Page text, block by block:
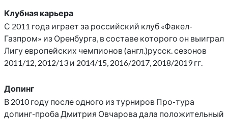
Клубная карьера
С 2011 года играет за российский клуб «Факел-
Газпром» из Оренбурга, в составе которого он выиграл
Лигу европейских чемпионов (англ.)русск. сезонов
2011/12, 2012/13 и 2014/15, 2016/2017, 2018/2019 гг.
Допинг
В 2010 году после одного из турниров Про-тура
допинг-проба Дмитрия Овчарова дала положительный